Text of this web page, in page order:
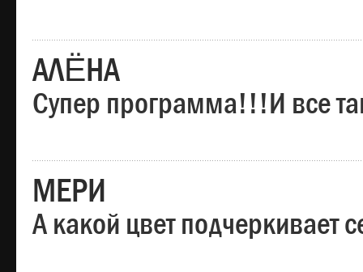
АЛЁНА
Супер программа!!!И все
МЕРИ
А какой цвет подчеркивает